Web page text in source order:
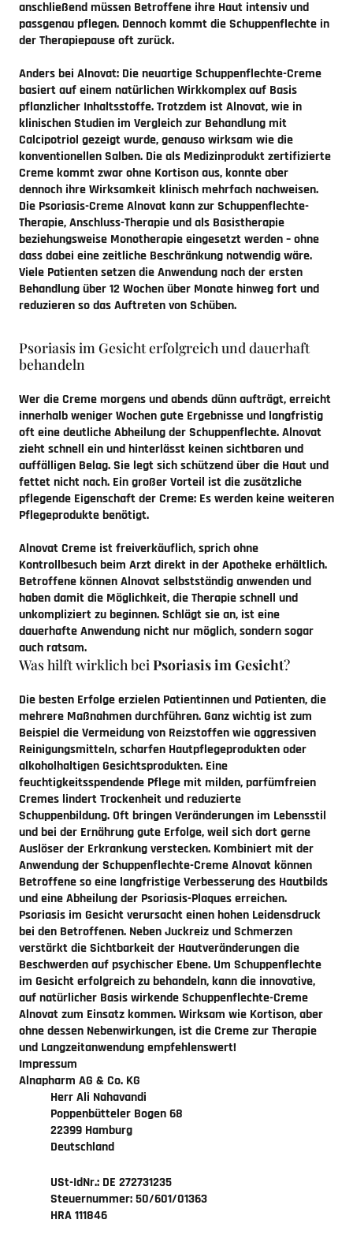
anschließend müssen Betroffene ihre Haut intensiv und
passgenau pflegen. Dennoch kommt die Schuppenflechte in
der Therapiepause oft zurück.
Anders bei Alnovat: Die neuartige Schuppenflechte-Creme
basiert auf einem natürlichen Wirkkomplex auf Basis
pflanzlicher Inhaltsstoffe. Trotzdem ist Alnovat, wie in
klinischen Studien im Vergleich zur Behandlung mit
Calcipotriol gezeigt wurde, genauso wirksam wie die
konventionellen Salben. Die als Medizinprodukt zertifizierte
Creme kommt zwar ohne Kortison aus, konnte aber
dennoch ihre Wirksamkeit klinisch mehrfach nachweisen.
Die Psoriasis-Creme Alnovat kann zur Schuppenflechte-
Therapie, Anschluss-Therapie und als Basistherapie
beziehungsweise Monotherapie eingesetzt werden – ohne
dass dabei eine zeitliche Beschränkung notwendig wäre.
Viele Patienten setzen die Anwendung nach der ersten
Behandlung über 12 Wochen über Monate hinweg fort und
reduzieren so das Auftreten von Schüben.
Psoriasis im Gesicht erfolgreich und dauerhaft
behandeln
Wer die Creme morgens und abends dünn aufträgt, erreicht
innerhalb weniger Wochen gute Ergebnisse und langfristig
oft eine deutliche Abheilung der Schuppenflechte. Alnovat
zieht schnell ein und hinterlässt keinen sichtbaren und
auffälligen Belag. Sie legt sich schützend über die Haut und
fettet nicht nach. Ein großer Vorteil ist die zusätzliche
pflegende Eigenschaft der Creme: Es werden keine weiteren
Pflegeprodukte benötigt.
Alnovat Creme ist freiverkäuflich, sprich ohne
Kontrollbesuch beim Arzt direkt in der Apotheke erhältlich.
Betroffene können Alnovat selbstständig anwenden und
haben damit die Möglichkeit, die Therapie schnell und
unkompliziert zu beginnen. Schlägt sie an, ist eine
dauerhafte Anwendung nicht nur möglich, sondern sogar
auch ratsam.
Was hilft wirklich bei Psoriasis im Gesicht?
Die besten Erfolge erzielen Patientinnen und Patienten, die
mehrere Maßnahmen durchführen. Ganz wichtig ist zum
Beispiel die Vermeidung von Reizstoffen wie aggressiven
Reinigungsmitteln, scharfen Hautpflegeprodukten oder
alkoholhaltigen Gesichtsprodukten. Eine
feuchtigkeitsspendende Pflege mit milden, parfümfreien
Cremes lindert Trockenheit und reduzierte
Schuppenbildung. Oft bringen Veränderungen im Lebensstil
und bei der Ernährung gute Erfolge, weil sich dort gerne
Auslöser der Erkrankung verstecken. Kombiniert mit der
Anwendung der Schuppenflechte-Creme Alnovat können
Betroffene so eine langfristige Verbesserung des Hautbilds
und eine Abheilung der Psoriasis-Plaques erreichen.
Psoriasis im Gesicht verursacht einen hohen Leidensdruck
bei den Betroffenen. Neben Juckreiz und Schmerzen
verstärkt die Sichtbarkeit der Hautveränderungen die
Beschwerden auf psychischer Ebene. Um Schuppenflechte
im Gesicht erfolgreich zu behandeln, kann die innovative,
auf natürlicher Basis wirkende Schuppenflechte-Creme
Alnovat zum Einsatz kommen. Wirksam wie Kortison, aber
ohne dessen Nebenwirkungen, ist die Creme zur Therapie
und Langzeitanwendung empfehlenswert!
Impressum
Alnapharm AG & Co. KG
Herr Ali Nahavandi
Poppenbütteler Bogen 68
22399 Hamburg
Deutschland
USt-IdNr.: DE 272731235
Steuernummer: 50/601/01363
HRA 111846